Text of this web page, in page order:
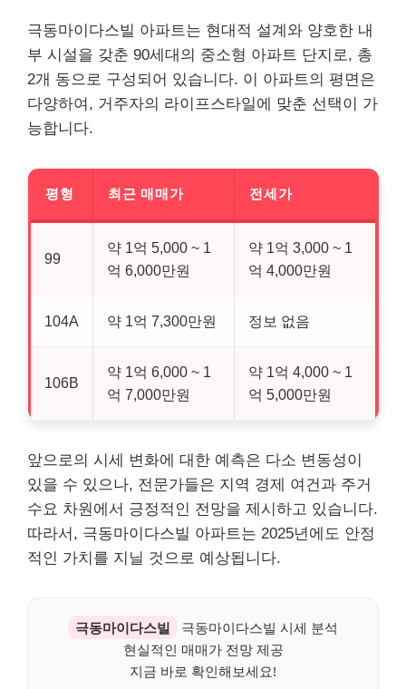
극동마이다스빌 아파트는 현대적 설계와 양호한 내
부 시설을 갖춘 90세대의 중소형 아파트 단지로, 총
2개 동으로 구성되어 있습니다. 이 아파트의 평면은
다양하여, 거주자의 라이프스타일에 맞춘 선택이 가
능합니다.
평형 최근 매매가 전세가
99
약 1억 5,000 ~ 1
억 6,000만원
약 1억 3,000 ~ 1
억 4,000만원
104A 약 1억 7,300만원 정보 없음
106B
약 1억 6,000 ~ 1
억 7,000만원
약 1억 4,000 ~ 1
억 5,000만원
앞으로의 시세 변화에 대한 예측은 다소 변동성이
있을 수 있으나, 전문가들은 지역 경제 여건과 주거
수요 차원에서 긍정적인 전망을 제시하고 있습니다.
따라서, 극동마이다스빌 아파트는 2025년에도 안정
적인 가치를 지닐 것으로 예상됩니다.
극동마이다스빌
극동마이다스빌 시세 분석
현실적인 매매가 전망 제공
지금 바로 확인해보세요!